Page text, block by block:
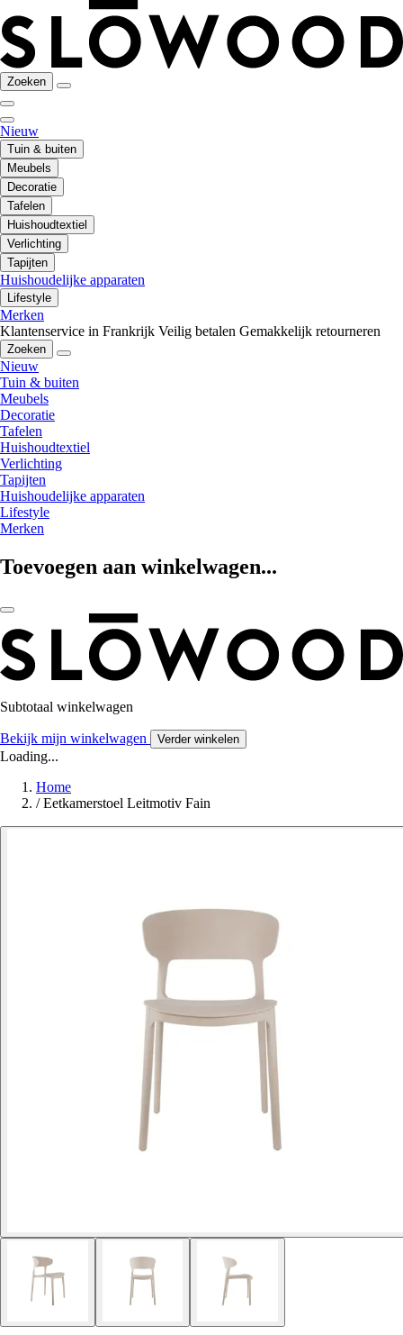
Zoeken
Nieuw
Tuin & buiten
Meubels
Decoratie
Tafelen
Huishoudtextiel
Verlichting
Tapijten
Huishoudelijke apparaten
Lifestyle
Merken
Klantenservice in Frankrijk Veilig betalen Gemakkelijk retourneren
Zoeken
Nieuw
Tuin & buiten
Meubels
Decoratie
Tafelen
Huishoudtextiel
Verlichting
Tapijten
Huishoudelijke apparaten
Lifestyle
Merken
Toevoegen aan winkelwagen...
Subtotaal winkelwagen
Bekijk mijn winkelwagen Verder winkelen
Loading...
Home
/ Eetkamerstoel Leitmotiv Fain